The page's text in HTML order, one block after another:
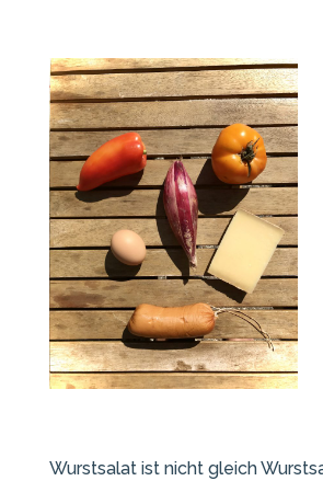
Wurstsalat ist nicht gleich